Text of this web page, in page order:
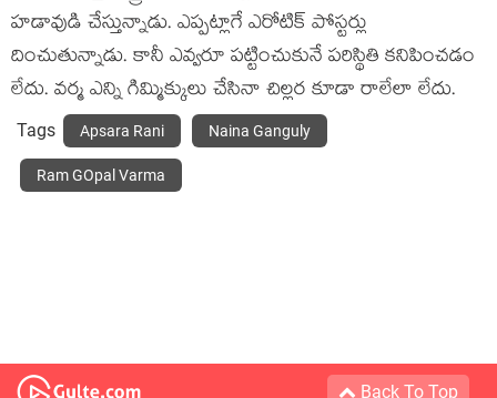
హడావుడి చేస్తున్నాడు. ఎప్పట్లాగే ఎరోటిక్ పోస్టర్లు
దించుతున్నాడు. కానీ ఎవ్వరూ పట్టించుకునే పరిస్థితి కనిపించడం
లేదు. వర్మ ఎన్ని గిమ్మిక్కులు చేసినా చిల్లర కూడా రాలేలా లేదు.
Tags Apsara Rani Naina Ganguly
Ram GOpal Varma
Back To Top